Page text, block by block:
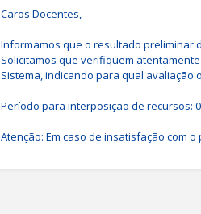
Caros Docentes,
Informamos que o resultado preliminar
Solicitamos que verifiquem
Sistema, indicando para qual avaliação
Período para interposição de recursos:
Atenção: Em caso de insatisfação com